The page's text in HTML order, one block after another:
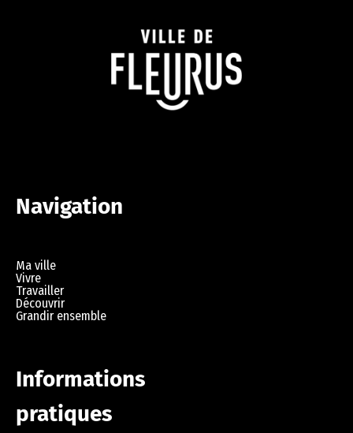
Navigation
Ma ville
Vivre
Travailler
Découvrir
Grandir ensemble
Informations
pratiques